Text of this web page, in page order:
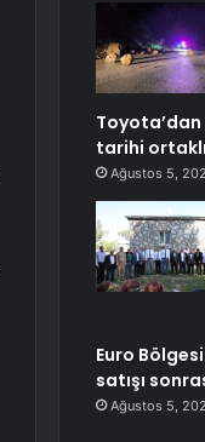
tarihi
Ağustos 5,
Euro
satışı
Ağustos 5,